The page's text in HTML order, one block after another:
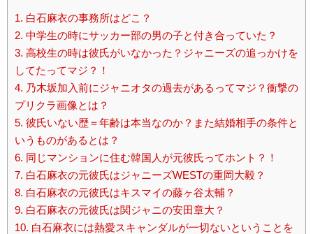
1. 白石麻衣の事務所はどこ？
2. 中学生の時にサッカー部の男の子と付き合っていた？
3. 高校生の時は彼氏がいなかった？ジャニーズの追っかけを
してたってマジ？！
4. 乃木坂加入前にジャニオタの過去があるってマジ？衝撃の
プリクラ画像とは？
5. 彼氏いない歴＝年齢は本当なのか？また結婚相手の条件と
いうものがあるとは？
6. 同じマンションに住む韓国人が元彼氏ってホント？！
7. 白石麻衣の元彼氏はジャニーズWESTの重岡大毅？
8. 白石麻衣の元彼氏はキスマイの藤ヶ谷太輔？
9. 白石麻衣の元彼氏は関ジャニの安田章大？
10. 白石麻衣には熱愛スキャンダルが一切ないということを